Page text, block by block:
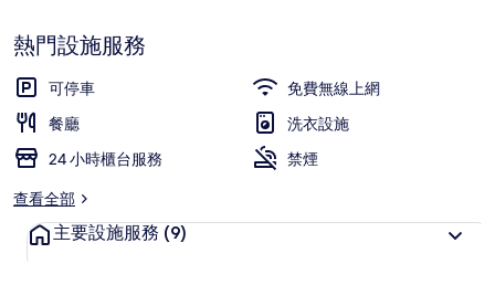
熱門設施服務
可停車
免費無線上網
餐廳
洗衣設施
24 小時櫃台服務
禁煙
查看全部
主要設施服務 (9)